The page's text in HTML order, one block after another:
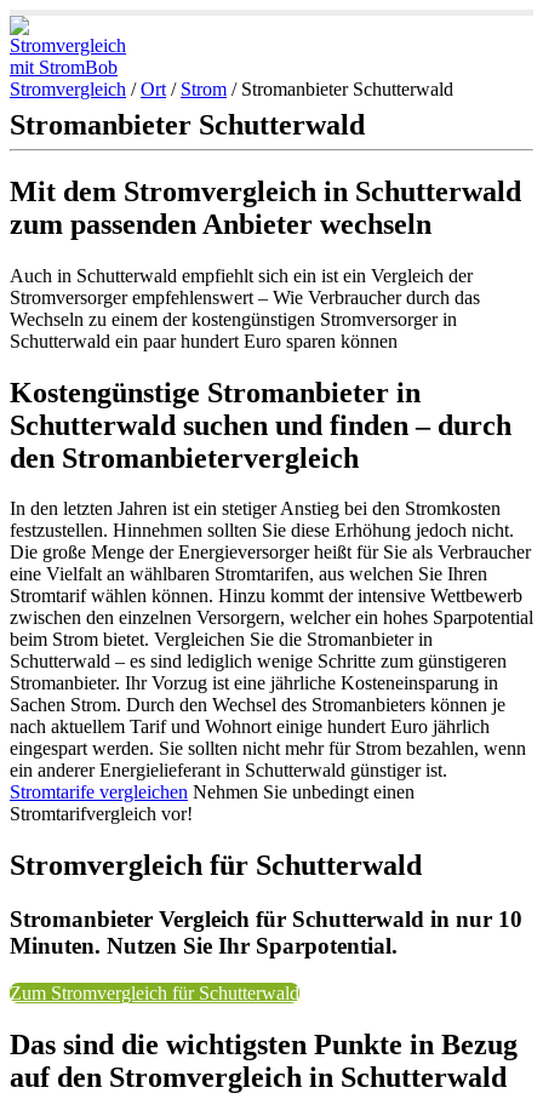
Stromvergleich /Ort / Strom / Stromanbieter Schutterwald
Stromanbieter Schutterwald
Mit dem Stromvergleich in Schutterwald
zum passenden Anbieter wechseln
Auch in Schutterwald empfiehlt sich ein ist ein Vergleich der
Stromversorger empfehlenswert – Wie Verbraucher durch das
Wechseln zu einem der kostengünstigen Stromversorger in
Schutterwald ein paar hundert Euro sparen können
Kostengünstige Stromanbieter in
Schutterwald suchen und finden – durch
den Stromanbietervergleich
In den letzten Jahren ist ein stetiger Anstieg bei den Stromkosten
festzustellen. Hinnehmen sollten Sie diese Erhöhung jedoch nicht.
Die große Menge der Energieversorger heißt für Sie als Verbraucher
eine Vielfalt an wählbaren Stromtarifen, aus welchen Sie Ihren
Stromtarif wählen können. Hinzu kommt der intensive Wettbewerb
zwischen den einzelnen Versorgern, welcher ein hohes Sparpotential
beim Strom bietet. Vergleichen Sie die Stromanbieter in
Schutterwald – es sind lediglich wenige Schritte zum günstigeren
Stromanbieter. Ihr Vorzug ist eine jährliche Kosteneinsparung in
Sachen Strom. Durch den Wechsel des Stromanbieters können je
nach aktuellem Tarif und Wohnort einige hundert Euro jährlich
eingespart werden. Sie sollten nicht mehr für Strom bezahlen, wenn
ein anderer Energielieferant in Schutterwald günstiger ist.
Stromtarife vergleichen Nehmen Sie unbedingt einen
Stromtarifvergleich vor!
Stromvergleich für Schutterwald
Stromanbieter Vergleich für Schutterwald in nur 10
Minuten. Nutzen Sie Ihr Sparpotential.
Zum Stromvergleich für Schutterwald
Das sind die wichtigsten Punkte in Bezug
auf den Stromvergleich in Schutterwald